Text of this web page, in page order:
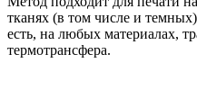
тканях (в том числе и
есть, на любых материалах,
термотрансфера.